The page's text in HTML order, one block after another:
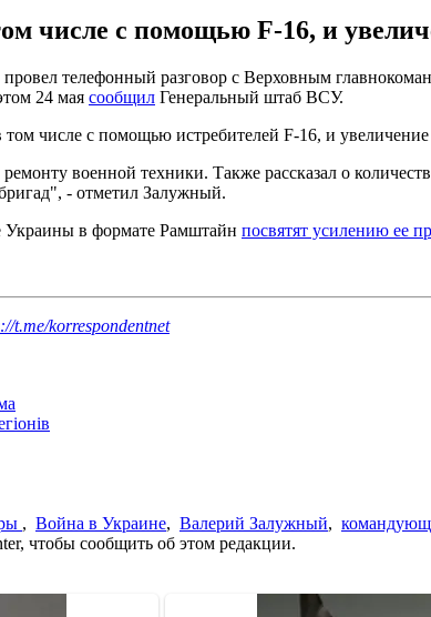
числе с помощью F-16, и
телефонный разговор с Верховным
24 мая сообщил Генеральный штаб ВСУ.
числе с помощью истребителей F-16, и увеличение
военной техники. Также рассказал о
- отметил Залужный.
Украины в формате Рамштайн посвятят усилению ее
t.me/korrespondentnet
, Война в Украине, Валерий Залужный,
чтобы сообщить об этом редакции.